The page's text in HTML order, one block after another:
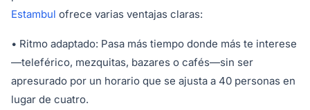
Estambul ofrece varias ventajas claras:
• Ritmo adaptado: Pasa más tiempo donde más te interese
—teleférico, mezquitas, bazares o cafés—sin ser
apresurado por un horario que se ajusta a 40 personas en
lugar de cuatro.